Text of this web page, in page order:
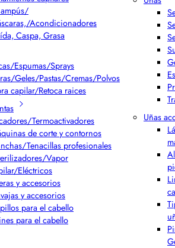
Acondicionadores
Caspa, Grasa
Espumas/Sprays
Geles/Pastas/Cremas/Polvos
capilar/Retoca raices
Termoactivadores
de corte y contornos
Tenacillas profesionales
Vapor
Eléctricos
y accesorios
y accesorios
para el cabello
para el cabello
Uñas